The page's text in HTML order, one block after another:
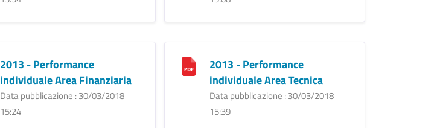
2013 - Performance
individuale Area Finanziaria
Data pubblicazione : 30/03/2018
15:24
2013 - Performance
individuale Area Tecnica
Data pubblicazione : 30/03/2018
15:39